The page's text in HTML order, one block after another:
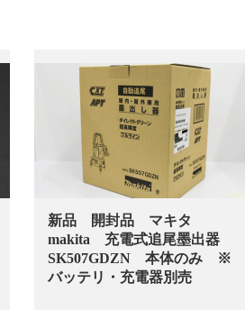
新品 開封品 マキタ
makita 充電式追尾墨出器
SK507GDZN 本体のみ ※
バッテリ・充電器別売